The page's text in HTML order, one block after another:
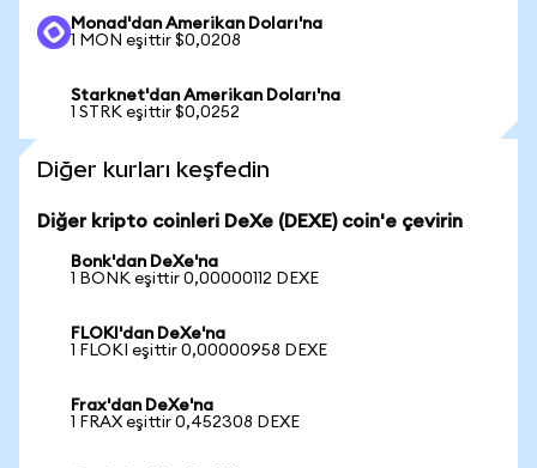
Monad'dan Amerikan Doları'na
1 MON eşittir $0,0208
Starknet'dan Amerikan Doları'na
1 STRK eşittir $0,0252
Diğer kurları keşfedin
Diğer kripto coinleri DeXe (DEXE) coin'e çevirin
Bonk'dan DeXe'na
1 BONK eşittir 0,00000112 DEXE
FLOKI'dan DeXe'na
1 FLOKI eşittir 0,00000958 DEXE
Frax'dan DeXe'na
1 FRAX eşittir 0,452308 DEXE